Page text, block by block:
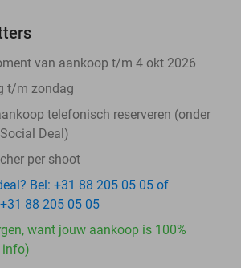
van aankoop t/m 4 okt 2026
t/m zondag
telefonisch reserveren (onder
Deal)
per shoot
Bel: +31 88 205 05 05 of
88 205 05 05
want jouw aankoop is 100%
info)